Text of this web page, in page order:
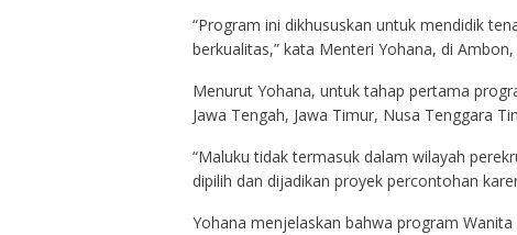
“Program ini dikhususkan untuk mendidik
berkualitas,” kata Menteri Yohana, di
Menurut Yohana, untuk tahap pertama
Jawa Tengah, Jawa Timur, Nusa Tenggara
“Maluku tidak termasuk dalam wilayah
dipilih dan dijadikan proyek percontohan
Yohana menjelaskan bahwa program